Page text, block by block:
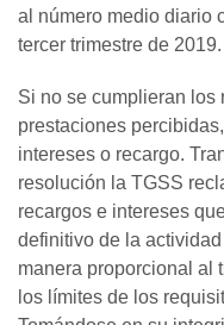
al número medio diario
tercer trimestre de 2019.
Si no se cumplieran los
prestaciones
intereses o recargo.
resolución la TGSS
recargos e intereses
definitivo de la
manera proporcional al
los límites de los